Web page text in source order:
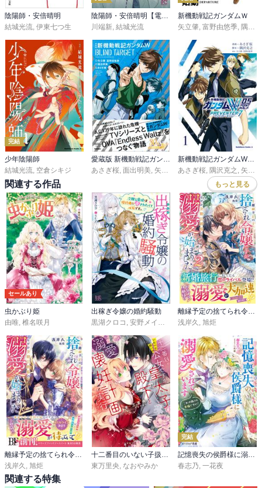
陰陽師・安倍晴明
結城光流, 伊東七つ生
陰陽師・安倍晴明【電子単行本】
川端新, 結城光流
新機動戦記ガンダムＷ
矢立肇, 富野由悠季, 隅沢克之
完結
少年陰陽師
結城光流 空倉シキジ
あさぎ桜 面出明美 矢立肇 ,富野由悠季
新機動戦記ガンダムW 0．5 PREVENTER-7
あさぎ桜 隅沢克之 矢立肇・富野由悠季
関連する作品 もっと見る
セールあり
虫かぶり姫
由唯, 椎名咲月
出稼ぎ令嬢の婚約騒動
黒湖クロコ , 安野メイジ（SUZ）
離縁予定の捨てられ令嬢ですが、なぜか次期公爵様の溺愛が始まりました２【電子限定SS付き】
浅岸久 , 旭炬
浅岸久
旭炬
東万里央 なおやみか
完結
春志乃 一花夜
関連する特集